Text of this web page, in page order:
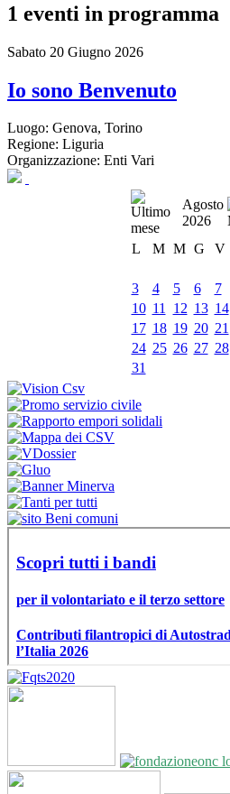
1 eventi in programma
Sabato 20 Giugno 2026
Io sono Benvenuto
Luogo: Genova, Torino
Regione: Liguria
Organizzazione: Enti Vari
Agosto
2026
L
M M G V
3
4 5 6 7
10 11 12 13 14
17 18 19 20 21
24 25 26 27 28
31